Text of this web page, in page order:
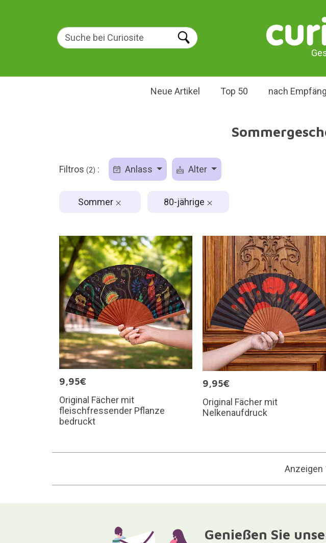
Neue Artikel Top 50 nach
Filtros (2) : Anlass Alter
Sommer 80-jährige
9,95€
Original Fächer mit
fleischfressender Pflanze
bedruckt
9,95€
Original Fächer mit
Nelkenaufdruck
Anzeigen
Genießen Sie